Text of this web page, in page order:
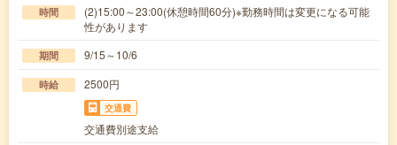
時間
(2)15:00～23:00(休憩時間60分)※勤務時間は変更になる可能
性があります
期間 9/15～10/6
時給 2500円
交通費
交通費別途支給